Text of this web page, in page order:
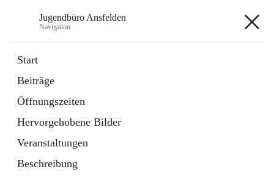
Jugendbüro Ansfelden
Navigation
Start
Beiträge
Öffnungszeiten
Hervorgehobene Bilder
Veranstaltungen
Beschreibung